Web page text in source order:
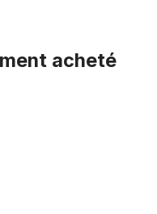
acheté